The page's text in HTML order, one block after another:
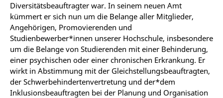
Diversitätsbeauftragter war. In seinem neuen Amt
kümmert er sich nun um die Belange aller Mitglieder,
Angehörigen, Promovierenden und
Studienbewerber*innen unserer Hochschule, insbesondere
um die Belange von Studierenden mit einer Behinderung,
einer psychischen oder einer chronischen Erkrankung. Er
wirkt in Abstimmung mit der Gleichstellungsbeauftragten,
der Schwerbehindertenvertretung und der*dem
Inklusionsbeauftragten bei der Planung und Organisation